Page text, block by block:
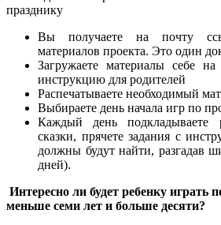
празднику
Вы получаете на почту
материалов проекта. Это один
Загружаете материалы себе
инструкцию для родителей
Распечатываете необходимый
Выбираете день начала игр по
Каждый день подкладываете
сказки, прячете задания с
должны будут найти, разгадав
дней).
Интересно ли будет ребенку играть
меньше семи лет и больше десяти?